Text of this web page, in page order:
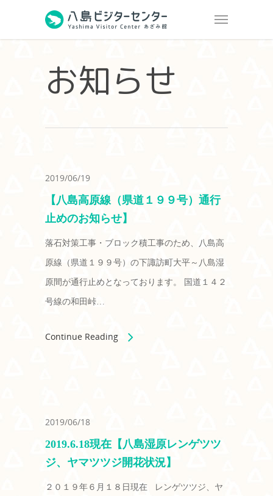
お知らせ
2019/06/19
【八島高原線（県道１９９号）通行
止めのお知らせ】
落石対策工事・ブロック積工事のため、八島高
原線（県道１９９号）の下諏訪町大平～八島湿
原間が通行止めとなっております。 国道１４２
号線の和田峠…
Continue Reading
2019/06/18
2019.6.18現在【八島湿原レンゲツツ
ジ、ヤマツツジ開花状況】
２０１９年６月１８日現在 レンゲツツジ、ヤ